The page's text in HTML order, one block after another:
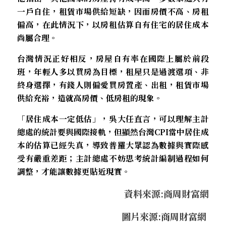
一戶自住，租賃市場供給短缺，因而房價不高、房租
偏高，在此情況下，以房租估算自有住宅的居住成本
尚屬合理。
台灣情況正好相反，房屋自有率在國際上屬於前段
班，年輕人多以買房為目標，租屋只是過渡選項、非
終身選擇，有錢人則偏愛買房置產、出租，租賃市場
供給充裕，造就高房價、低房租的現象。
「居住成本一定低估」，吳大任直言，可以理解主計
總處的統計要與國際接軌，但顯然台灣CPI當中居住成
本的估算已經失真，導致普羅大眾認為數據與實際感
受有嚴重差距；主計總處不妨思考統計編制過程如何
調整，才能讓數據更貼近現實。
資料來源:商周財富網
圖片來源:商周財富網